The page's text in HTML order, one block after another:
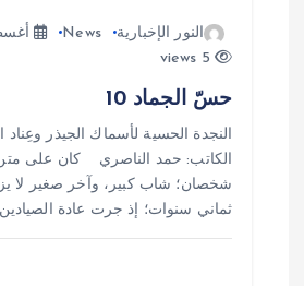
النور الإخبارية News
5 views
حسّ الجماد 10
النجدة الحسية لأسماك الجيذر
الكاتب: حمد الناصري كان على
شخصان؛ شاب كبير، وآخر صغير لا
ثماني سنوات؛ إذ جرت عادة